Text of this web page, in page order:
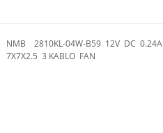
NMB 2810KL-04W-B59 12V DC 0.24A
7X7X2.5 3 KABLO FAN